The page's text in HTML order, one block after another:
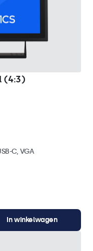
(4:3)
C, VGA
In winkelwagen